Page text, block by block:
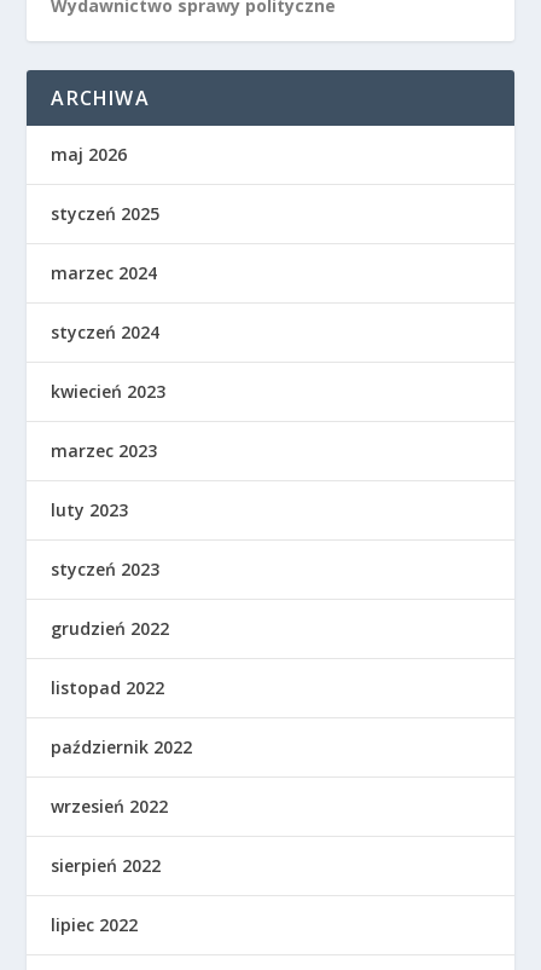
Wydawnictwo sprawy polityczne
ARCHIWA
maj 2026
styczeń 2025
marzec 2024
styczeń 2024
kwiecień 2023
marzec 2023
luty 2023
styczeń 2023
grudzień 2022
listopad 2022
październik 2022
wrzesień 2022
sierpień 2022
lipiec 2022